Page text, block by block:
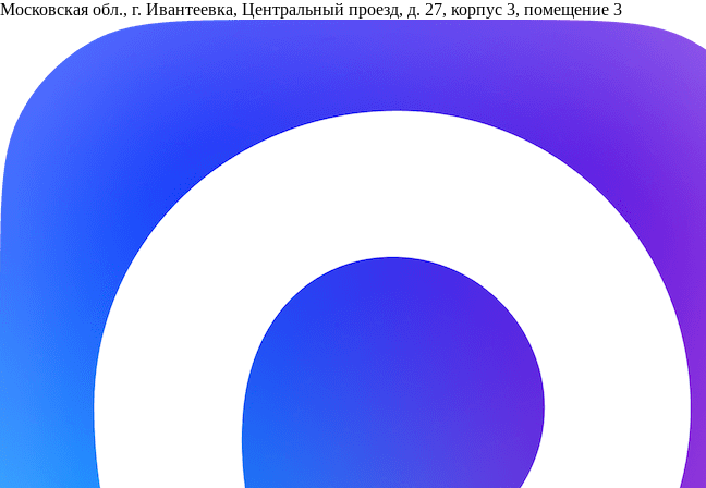
Московская обл., г. Ивантеевка, Центральный проезд, д. 27, корпус 3, помещение 3